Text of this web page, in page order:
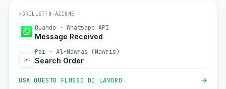
⚡ GRILLETTO→AZIONE
Quando · Whatsapp API
Message Received
Poi · Al-Nawras (Nawris)
Search Order
USA QUESTO FLUSSO DI LAVORO